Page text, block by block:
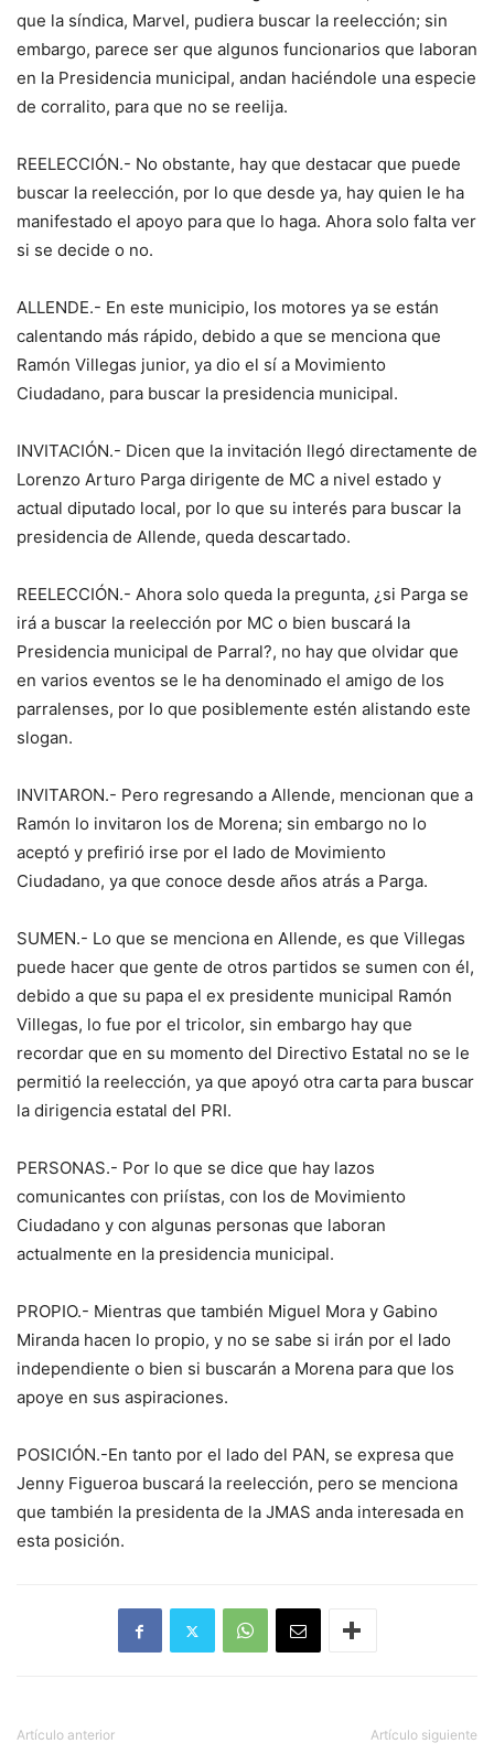
que la síndica, Marvel, pudiera buscar la reelección; sin
embargo, parece ser que algunos funcionarios que laboran
en la Presidencia municipal, andan haciéndole una especie
de corralito, para que no se reelija.
REELECCIÓN.- No obstante, hay que destacar que puede
buscar la reelección, por lo que desde ya, hay quien le ha
manifestado el apoyo para que lo haga. Ahora solo falta ver
si se decide o no.
ALLENDE.- En este municipio, los motores ya se están
calentando más rápido, debido a que se menciona que
Ramón Villegas junior, ya dio el sí a Movimiento
Ciudadano, para buscar la presidencia municipal.
INVITACIÓN.- Dicen que la invitación llegó directamente de
Lorenzo Arturo Parga dirigente de MC a nivel estado y
actual diputado local, por lo que su interés para buscar la
presidencia de Allende, queda descartado.
REELECCIÓN.- Ahora solo queda la pregunta, ¿si Parga se
irá a buscar la reelección por MC o bien buscará la
Presidencia municipal de Parral?, no hay que olvidar que
en varios eventos se le ha denominado el amigo de los
parralenses, por lo que posiblemente estén alistando este
slogan.
INVITARON.- Pero regresando a Allende, mencionan que a
Ramón lo invitaron los de Morena; sin embargo no lo
aceptó y prefirió irse por el lado de Movimiento
Ciudadano, ya que conoce desde años atrás a Parga.
SUMEN.- Lo que se menciona en Allende, es que Villegas
puede hacer que gente de otros partidos se sumen con él,
debido a que su papa el ex presidente municipal Ramón
Villegas, lo fue por el tricolor, sin embargo hay que
recordar que en su momento del Directivo Estatal no se le
permitió la reelección, ya que apoyó otra carta para buscar
la dirigencia estatal del PRI.
PERSONAS.- Por lo que se dice que hay lazos
comunicantes con priístas, con los de Movimiento
Ciudadano y con algunas personas que laboran
actualmente en la presidencia municipal.
PROPIO.- Mientras que también Miguel Mora y Gabino
Miranda hacen lo propio, y no se sabe si irán por el lado
independiente o bien si buscarán a Morena para que los
apoye en sus aspiraciones.
POSICIÓN.-En tanto por el lado del PAN, se expresa que
Jenny Figueroa buscará la reelección, pero se menciona
que también la presidenta de la JMAS anda interesada en
esta posición.
Artículo anterior Artículo siguiente